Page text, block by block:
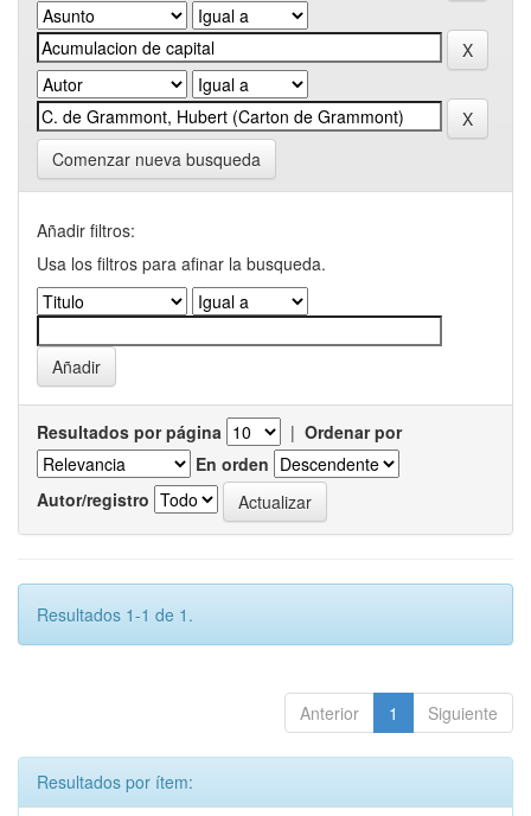
Comenzar nueva busqueda
Añadir filtros:
Usa los filtros para afinar la busqueda.
Resultados por página | Ordenar por
En orden
Autor/registro
Resultados 1-1 de 1.
Anterior 1 Siguiente
Resultados por ítem: